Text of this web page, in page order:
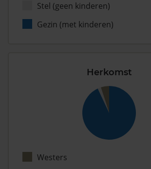
Stel (geen kinderen)
Gezin (met kinderen)
Herkomst
Westers